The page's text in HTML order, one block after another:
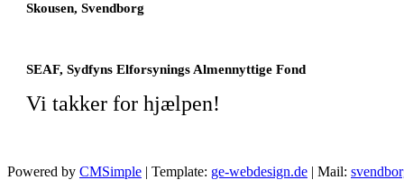
Skousen, Svendborg
SEAF, Sydfyns Elforsynings Almennyttige Fond
Vi takker for hjælpen!
Powered by CMSimple | Template: ge-webdesign.de | Mail: